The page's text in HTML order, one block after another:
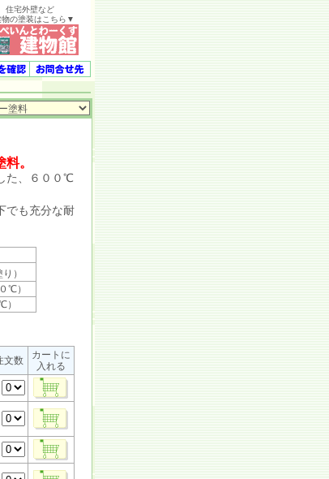
住宅外壁など
の塗装はこちら▼
。
た、６００℃
でも充分な耐
）
℃）
）
文数
カートに
入れる